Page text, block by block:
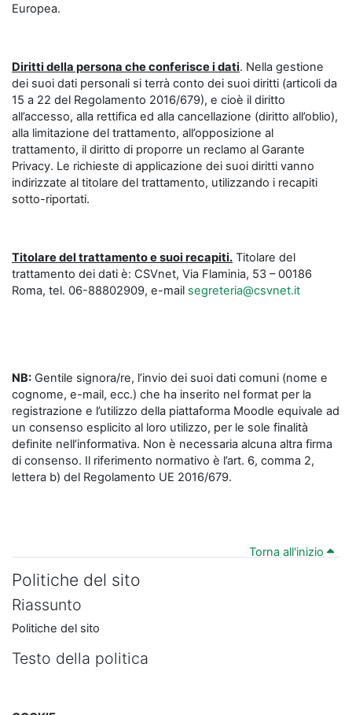
Europea.
Diritti della persona che conferisce i dati. Nella gestione
dei suoi dati personali si terrà conto dei suoi diritti (articoli da
15 a 22 del Regolamento 2016/679), e cioè il diritto
all’accesso, alla rettifica ed alla cancellazione (diritto all’oblio),
alla limitazione del trattamento, all’opposizione al
trattamento, il diritto di proporre un reclamo al Garante
Privacy. Le richieste di applicazione dei suoi diritti vanno
indirizzate al titolare del trattamento, utilizzando i recapiti
sotto-riportati.
Titolare del trattamento e suoi recapiti. Titolare del
trattamento dei dati è: CSVnet, Via Flaminia, 53 – 00186
Roma, tel. 06-88802909, e-mail segreteria@csvnet.it
NB: Gentile signora/re, l’invio dei suoi dati comuni (nome e
cognome, e-mail, ecc.) che ha inserito nel format per la
registrazione e l’utilizzo della piattaforma Moodle equivale ad
un consenso esplicito al loro utilizzo, per le sole finalità
definite nell’informativa. Non è necessaria alcuna altra firma
di consenso. Il riferimento normativo è l’art. 6, comma 2,
lettera b) del Regolamento UE 2016/679.
Torna all'inizio
Politiche del sito
Riassunto
Politiche del sito
Testo della politica